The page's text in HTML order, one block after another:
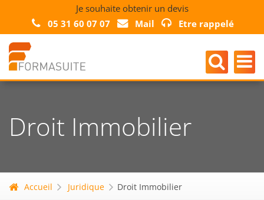
Je souhaite obtenir un devis
05 31 60 07 07
Mail Etre rappelé
Droit Immobilier
Accueil Juridique Droit Immobilier